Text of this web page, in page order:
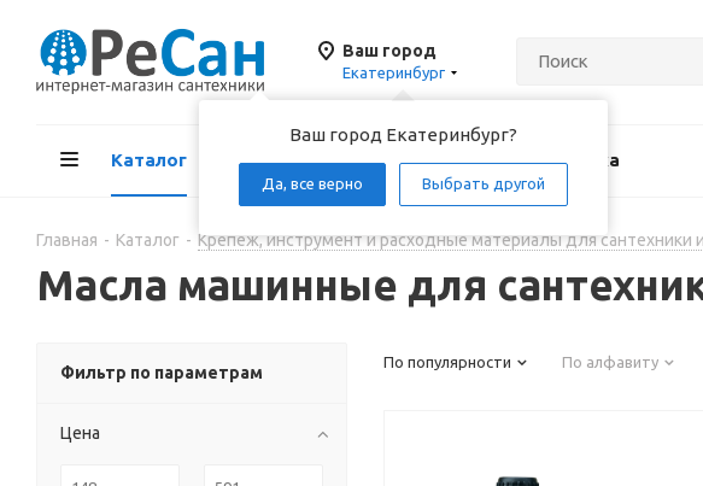
Ваш город
Екатеринбург
Ваш город Екатеринбург?
Да, все верно Выбрать другой
Каталог Акции Доставка
Главная - Каталог - Крепеж, инструмент и расходные материалы для сантехники
Масла машинные для
По популярности По алфавиту
Фильтр по параметрам
Цена